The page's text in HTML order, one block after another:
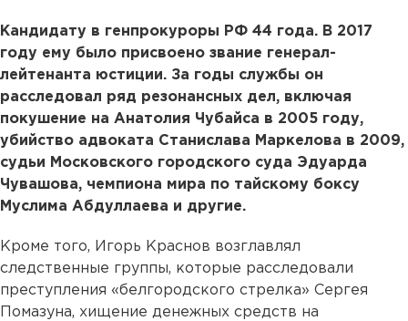
Кандидату в генпрокуроры РФ 44 года. В 2017
году ему было присвоено звание генерал-
лейтенанта юстиции. За годы службы он
расследовал ряд резонансных дел, включая
покушение на Анатолия Чубайса в 2005 году,
убийство адвоката Станислава Маркелова в 2009,
судьи Московского городского суда Эдуарда
Чувашова, чемпиона мира по тайскому боксу
Муслима Абдуллаева и другие.
Кроме того, Игорь Краснов возглавлял
следственные группы, которые расследовали
преступления «белгородского стрелка» Сергея
Помазуна, хищение денежных средств на